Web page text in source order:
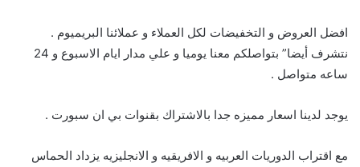
افضل العروض و التخفيضات لكل العملاء و عملائنا البريميوم .
نتشرف أيضا” بتواصلكم معنا يوميا و علي مدار ايام الاسبوع و 24
ساعه متواصل .
يوجد لدينا اسعار مميزه جدا بالاشتراك بقنوات بي ان سبورت .
مع اقتراب الدوريات العربيه و الافريقيه و الانجليزيه يزداد الحماس